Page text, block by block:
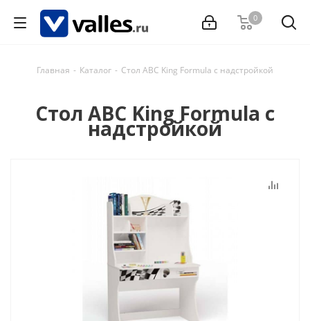
0
Главная - Каталог - Стол ABC King Formula c надстройкой
Стол ABC King Formula c
надстройкой